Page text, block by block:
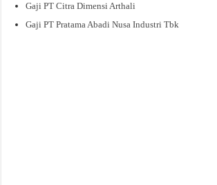
Gaji PT Citra Dimensi Arthali
Gaji PT Pratama Abadi Nusa Industri Tbk